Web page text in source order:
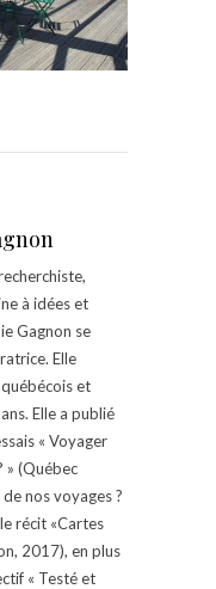
à idées et
Gagnon se
Elle
et
Elle a publié
« Voyager
» (Québec
nos voyages ?
récit «Cartes
2017), en plus
« Testé et